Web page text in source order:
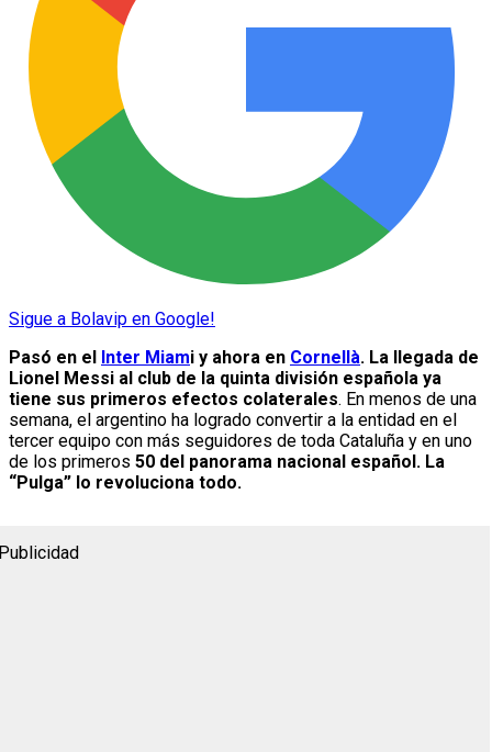
Sigue a Bolavip en Google!
Pasó en el
Inter Miami y ahora en Cornellà. La llegada de
Lionel Messi al club de la quinta división española ya
tiene sus primeros efectos colaterales. En menos de una
semana, el argentino ha logrado convertir a la entidad en el
tercer equipo con más seguidores de toda Cataluña y en uno
de los primeros 50 del panorama nacional español. La
“Pulga” lo revoluciona todo.